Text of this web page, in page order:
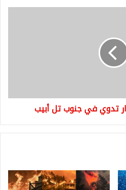
تدوي في جنوب تل أبيب